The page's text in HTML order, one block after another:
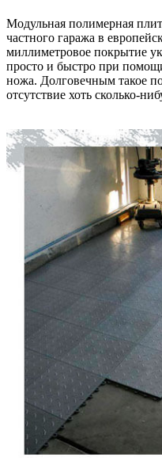
Модульная полимерная
частного гаража в
миллиметровое покрытие
просто и быстро при
ножа. Долговечным такое
отсутствие хоть сколько-